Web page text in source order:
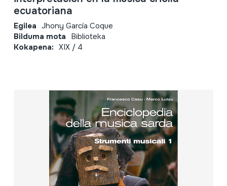
ecuatoriana
Egilea Jhony García Coque
Bilduma mota Biblioteka
Kokapena: XIX / 4